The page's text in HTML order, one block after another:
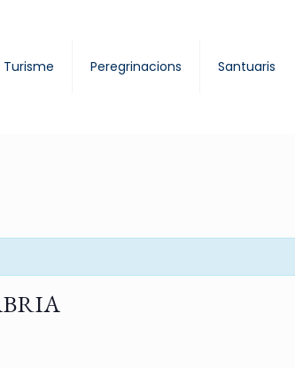
Turisme Peregrinacions Santuaris